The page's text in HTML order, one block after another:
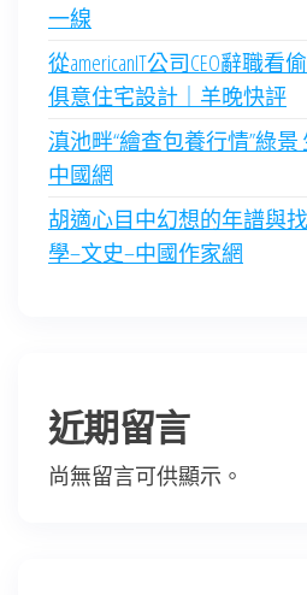
一線
從americanIT公司CEO辭職看
俱意住宅設計｜羊晚快評
滇池畔“繪查包養行情”綠景
中國網
胡適心目中幻想的年譜與
學–文史–中國作家網
近期留言
尚無留言可供顯示。